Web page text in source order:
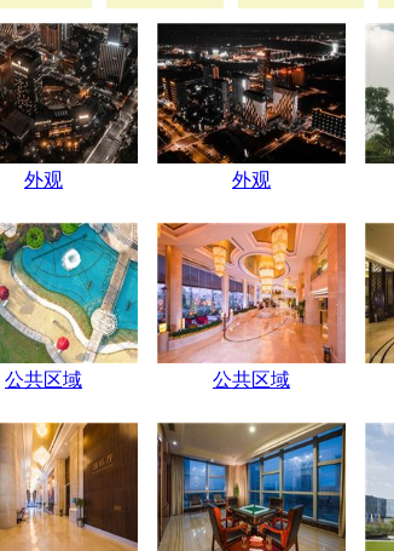
外观 外观
公共区域 公共区域